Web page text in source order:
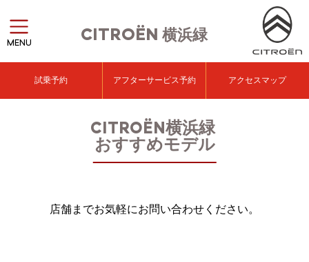
CITROËN 横浜緑
MENU
試乗予約 アフターサービス予約 アクセスマップ
CITROËN横浜緑
おすすめモデル
店舗までお気軽にお問い合わせください。